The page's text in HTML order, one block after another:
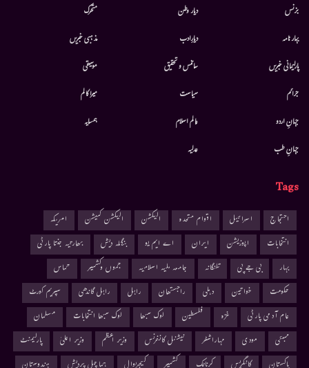
بزنس
بہار نامہ
پارلیمانی خبریں
جرائم
جہانِ اردو
جہانِ طب
دیار وطن
دیارِادب
سائنس و تحقیق
سیاست
عالم اسلام
عدلیہ
متحرك
مذہبی خبریں
موسيقى
میرا کالم
ہمسایہ
Tags
احتجاج اسرائیل اقوام متحدہ الیکشن الیکشن کمیشن
امریکہ
انتخابات
اپوزیشن ایران اے ایم یو بنگلہ دیش
بھارتیہ جنتا پارٹی
بہار
بی جے پی تلنگانہ جامعہ ملیہ اسلامیہ جموں وکشمیر
حماس
حکومت
خواتین دہلی راجستھان راہل راہل گاندھی
سپریم کورٹ
عام آدمی پارٹی
غزہ فلسطین لوک سبھا لوک سبھا انتخابات
مسلمان
ممبئی
مودی مہاراشٹر نیشنل کانفرنس وزیر اعظم وزیر اعلیٰ
پارلیمنٹ